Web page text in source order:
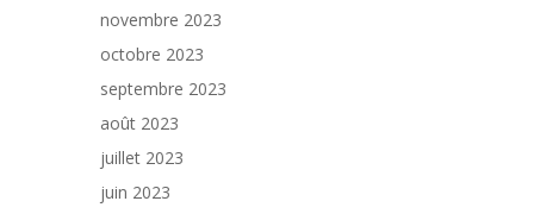
novembre 2023
octobre 2023
septembre 2023
août 2023
juillet 2023
juin 2023